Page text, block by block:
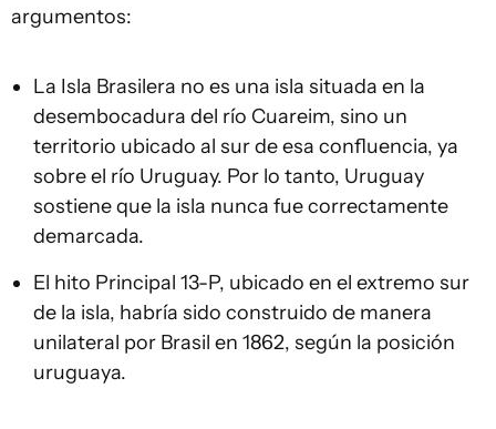
argumentos:
La Isla Brasilera no es una isla situada en la
desembocadura del río Cuareim, sino un
territorio ubicado al sur de esa confluencia, ya
sobre el río Uruguay. Por lo tanto, Uruguay
sostiene que la isla nunca fue correctamente
demarcada.
El hito Principal 13-P, ubicado en el extremo sur
de la isla, habría sido construido de manera
unilateral por Brasil en 1862, según la posición
uruguaya.